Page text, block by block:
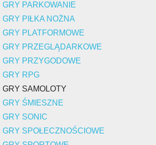
GRY PARKOWANIE
GRY PIŁKA NOŻNA
GRY PLATFORMOWE
GRY PRZEGLĄDARKOWE
GRY PRZYGODOWE
GRY RPG
GRY SAMOLOTY
GRY ŚMIESZNE
GRY SONIC
GRY SPOŁECZNOŚCIOWE